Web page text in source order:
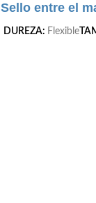
Sello entre el
DUREZA: Flexible